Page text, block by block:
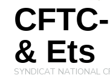
& Ets
SYNDICAT NATIONAL